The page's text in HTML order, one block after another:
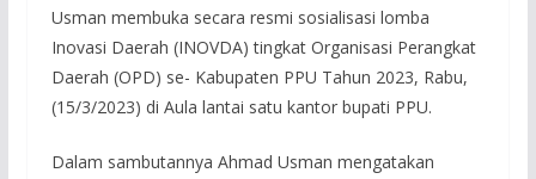
Usman membuka secara resmi sosialisasi lomba
Inovasi Daerah (INOVDA) tingkat Organisasi Perangkat
Daerah (OPD) se- Kabupaten PPU Tahun 2023, Rabu,
(15/3/2023) di Aula lantai satu kantor bupati PPU.
Dalam sambutannya Ahmad Usman mengatakan